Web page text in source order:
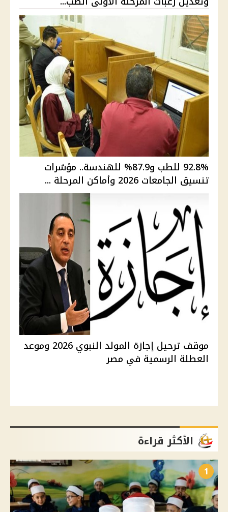
92.8% للطب و87.9% للهندسة.. مؤشرات
تنسيق الجامعات 2026 وأماكن المرحلة ...
موقف ترحيل إجازة المولد النبوي 2026 وموعد
العطلة الرسمية في مصر
الأكثر قراءة
1